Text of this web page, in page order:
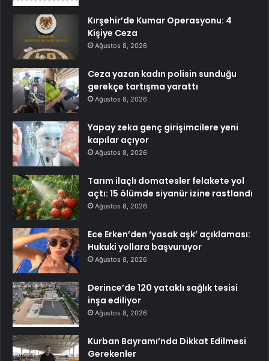
Kırşehir’de Kumar Operasyonu: 4
Kişiye Ceza
Ağustos 8, 2026
Ceza yazan kadın polisin sunduğu
gerekçe tartışma yarattı
Ağustos 8, 2026
Yapay zeka genç girişimcilere yeni
kapılar açıyor
Ağustos 8, 2026
Tarım ilaçlı domatesler felakete yol
açtı: 15 ölümde siyanür izine rastlandı
Ağustos 8, 2026
Ece Erken’den ‘yasak aşk’ açıklaması:
Hukuki yollara başvuruyor
Ağustos 8, 2026
Derince’de 120 yataklı sağlık tesisi
inşa ediliyor
Ağustos 8, 2026
Kurban Bayramı’nda Dikkat Edilmesi
Gerekenler